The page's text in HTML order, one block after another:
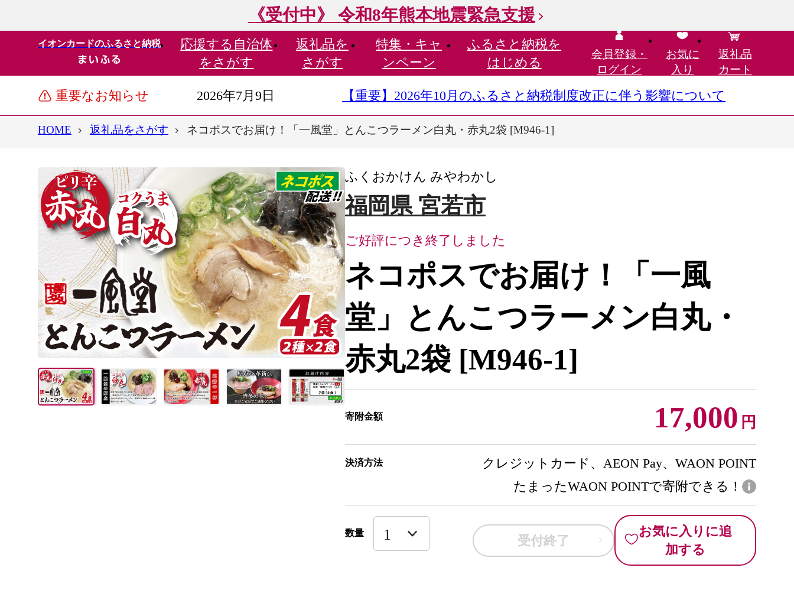
《受付中》 令和8年熊本地震緊急支援
イオンカードのふるさと納税 応援する 自治体
をさがす
返礼品を
さがす
特集・ キャ
ンペーン
ふるさと納税を
はじめる
会員登録・
ログイン
お気に
入り
返礼品
カート
重要なお知らせ 2026年7月9日 【重要】2026年10月のふるさと納税制度改正に伴う影響について
HOME 返礼品をさがす ネコポスでお届け！「一風堂」とんこつラーメン白丸・赤丸2袋 [M946-1]
ふくおかけん みやわかし
福岡県 宮若市
ご好評につき終了しました
ネコポスでお届け！「一風
堂」とんこつラーメン白丸・
赤丸2袋 [M946-1]
寄附金額 17,000 円
決済方法
クレジットカード、AEON Pay、WAON POINT
たまったWAON POINTで寄附できる！
数量 受付終了
お気に入りに追
加する